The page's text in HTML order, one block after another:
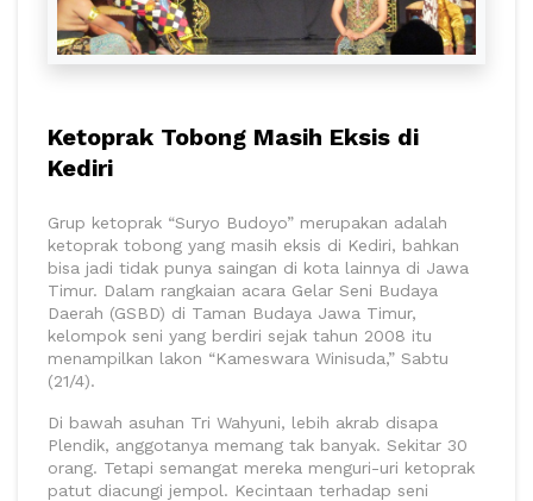
Ketoprak Tobong Masih Eksis di
Kediri
Grup ketoprak “Suryo Budoyo” merupakan adalah
ketoprak tobong yang masih eksis di Kediri, bahkan
bisa jadi tidak punya saingan di kota lainnya di Jawa
Timur. Dalam rangkaian acara Gelar Seni Budaya
Daerah (GSBD) di Taman Budaya Jawa Timur,
kelompok seni yang berdiri sejak tahun 2008 itu
menampilkan lakon “Kameswara Winisuda,” Sabtu
(21/4).
Di bawah asuhan Tri Wahyuni, lebih akrab disapa
Plendik, anggotanya memang tak banyak. Sekitar 30
orang. Tetapi semangat mereka menguri-uri ketoprak
patut diacungi jempol. Kecintaan terhadap seni